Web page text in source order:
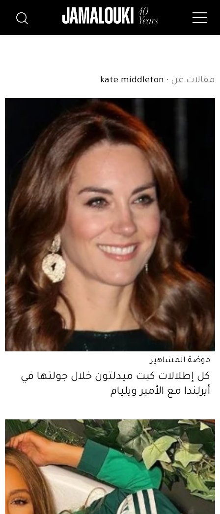
مقالات عن : kate middleton
موضة المشاهير
كل إطلالات كيت ميدلتون خلال جولتها في
أيرلندا مع الأمير ويليام